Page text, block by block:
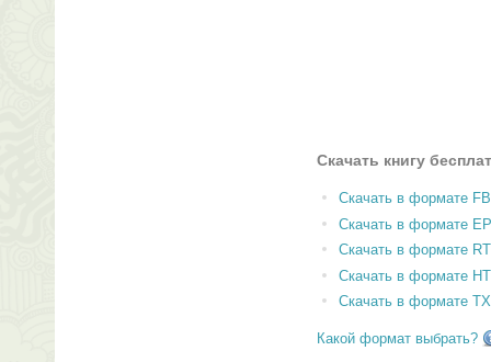
Скачать книгу
Скачать в формате
Скачать в формате
Скачать в формате
Скачать в формате
Скачать в формате
Какой формат выбрать?